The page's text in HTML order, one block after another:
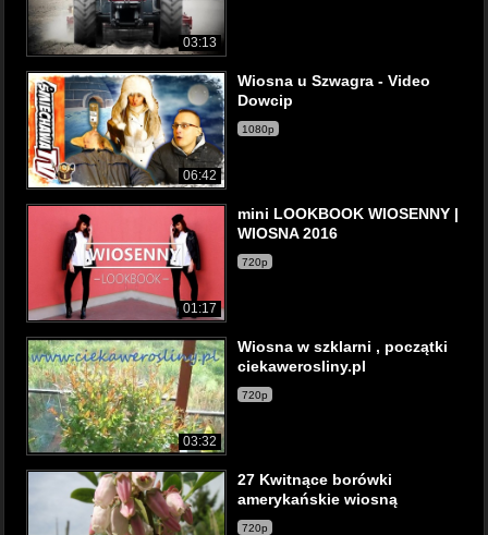
03:13
06:42
Wiosna u Szwagra - Video
Dowcip
1080p
01:17
mini LOOKBOOK WIOSENNY |
WIOSNA 2016
720p
03:32
Wiosna w szklarni , początki
ciekawerosliny.pl
720p
27 Kwitnące borówki
amerykańskie wiosną
720p